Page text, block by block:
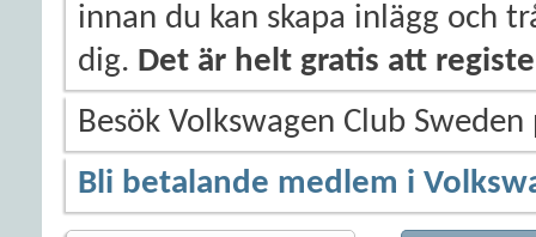
innan du kan skapa inlägg och
dig. Det är helt gratis att
Besök Volkswagen Club
Bli betalande medlem i